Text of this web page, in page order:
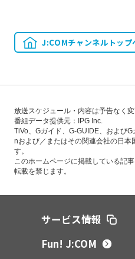
J:COMチャンネルトップ
放送スケジュール・内容は予告なく
番組データ提供元：IPG Inc.
TiVo、Gガイド、G-GUIDE、および
nおよび／またはその関連会社の日
す。
このホームページに掲載している記
転載を禁じます。
サービス情報
Fun! J:COM